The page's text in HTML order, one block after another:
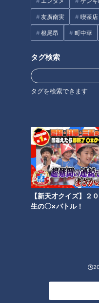
友廣南実 喫茶店
根尾昂 町中華
タグ検索
タグを検索できます
【新天才クイズ】２
生の〇×バトル！
オススメ関連コンテン
ほぼいなべ市・大安町だけ愛
れフード『いなべのキャベツ
をいただきます！【チャン